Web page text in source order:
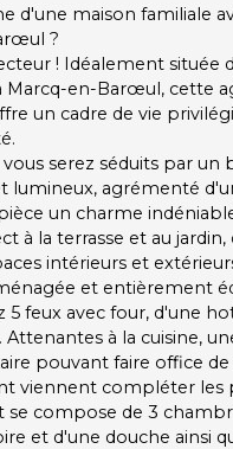
d'une maison familiale
?
! Idéalement située
Marcq-en-Barœul, cette
un cadre de vie
serez séduits par un
lumineux, agrémenté
un charme
à la terrasse et au
intérieurs et
et entièrement
5 feux avec four, d'une
Attenantes à la cuisine,
pouvant faire office de
viennent compléter les
se compose de 3
et d'une douche ainsi